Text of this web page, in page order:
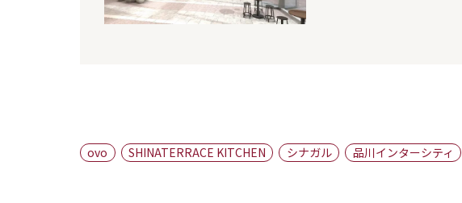
ovo SHINATERRACE KITCHEN シナガル 品川インターシティ